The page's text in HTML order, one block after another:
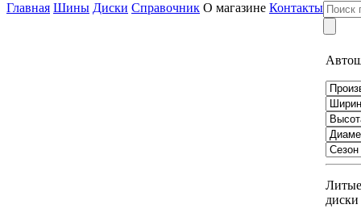
Главная Шины Диски Справочник О магазине Контакты
Литые
диски